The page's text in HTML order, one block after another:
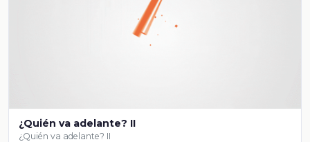
¿Quién va adelante? II
¿Quién va adelante? II